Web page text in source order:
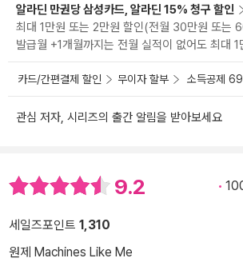
알라딘 만권당 삼성카드, 알라딘 15% 청구 할인
최대 1만원 또는 2만원 할인(전월 30만원 또는
발급월 +1개월까지는 전월 실적이 없어도 최대
카드/간편결제 할인 무이자 할부 소득공제
관심 저자, 시리즈의 출간 알림을 받아보세요
9.2
세일즈포인트 1,310
원제 Machines Like Me